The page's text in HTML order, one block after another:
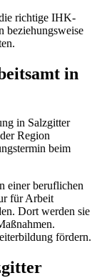
richtige IHK-
beziehungsweise
in
in Salzgitter
Region
beim
einer beruflichen
für Arbeit
Dort werden sie
fördern.